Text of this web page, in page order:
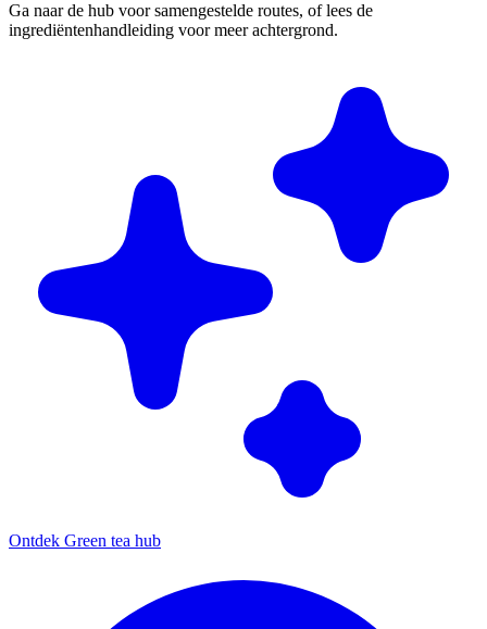
Ga naar de hub voor samengestelde routes, of lees de
ingrediëntenhandleiding voor meer achtergrond.
Ontdek Green tea hub